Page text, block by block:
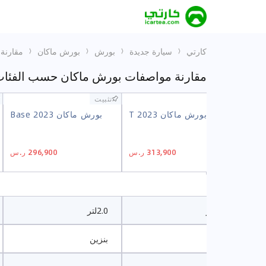
كارتي سيارة جديدة بورش بورش ماكان
مقارنة مواصفات بورش ماكان حسب
بورش ماكان 2023 T
313,900 ر.س
تثبيت
بورش ماكان 2023 Base
296,900 ر.س
بورش ماكان 2023 T
313,900 ر.س
تثبيت
بورش ماكان 2023 Base
296,900 ر.س
2.0لتر
بنزين